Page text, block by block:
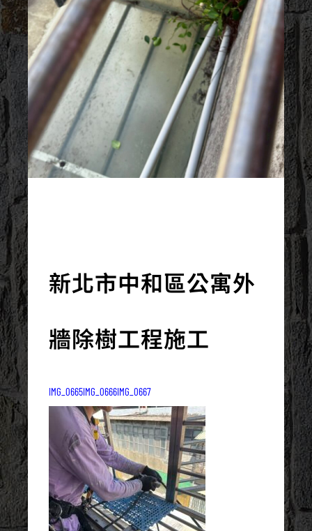
新北市中和區公寓外
牆除樹工程施工
IMG_0665IMG_0666IMG_0667